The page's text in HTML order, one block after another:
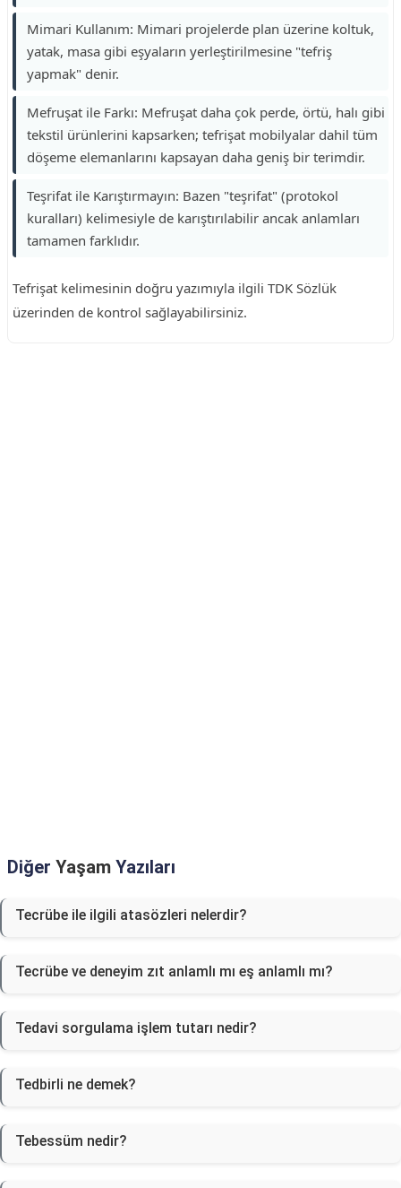
Mimari Kullanım: Mimari projelerde plan üzerine koltuk,
yatak, masa gibi eşyaların yerleştirilmesine "tefriş
yapmak" denir.
Mefruşat ile Farkı: Mefruşat daha çok perde, örtü, halı gibi
tekstil ürünlerini kapsarken; tefrişat mobilyalar dahil tüm
döşeme elemanlarını kapsayan daha geniş bir terimdir.
Teşrifat ile Karıştırmayın: Bazen "teşrifat" (protokol
kuralları) kelimesiyle de karıştırılabilir ancak anlamları
tamamen farklıdır.
Tefrişat kelimesinin doğru yazımıyla ilgili TDK Sözlük
üzerinden de kontrol sağlayabilirsiniz.
Diğer Yaşam Yazıları
Tecrübe ile ilgili atasözleri nelerdir?
Tecrübe ve deneyim zıt anlamlı mı eş anlamlı mı?
Tedavi sorgulama işlem tutarı nedir?
Tedbirli ne demek?
Tebessüm nedir?